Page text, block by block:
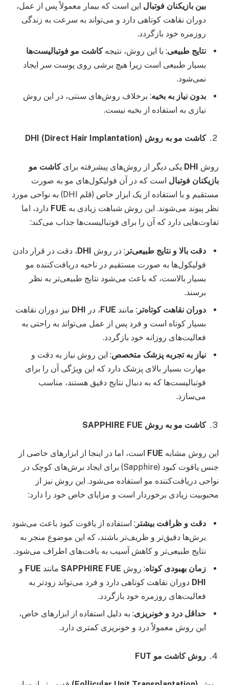
بین بازیکنان فوتبال این است که بیمار معمولاً پس از عمل،
دوران نقاهت کوتاهی دارد و می‌تواند به سرعت به زندگی
روزمره خود بازگردد.
نتایج طبیعی: با این روش، نتیجهکاشت مو فوتبالیست‌ها
بسیار طبیعی است زیرا هیچ برشی روی پوست سر ایجاد
نمی‌شود.
بدون نیاز به بخیه: برخلاف روش‌های سنتی، در این روش
نیازی به استفاده از بخیه نیست.
کاشت مو به روش DHI (Direct Hair Implantation)
روش DHI یکی دیگر از روش‌های پیشرفته برایکاشت مو
بازیکنان فوتبال است که در آن فولیکول‌های مو به صورت
مستقیم و با استفاده از یک ابزار خاص (قلم DHI) به نواحی مورد
نظر پیوند می‌شوند. این روش شباهت زیادی به FUE دارد، اما
تفاوت‌هایی دارد که آن را برای فوتبالیست‌ها جذاب می‌کند:
دقت بالا و نتایج طبیعی‌تر : در روش DHI، دقت در قرار دادن
فولیکول‌ها به صورت مستقیم در ناحیه دریافت‌کننده مو
بسیار بالاست، که باعث می‌شود نتایج طبیعی‌تر به نظر
برسند.
دوران نقاهت کوتاه‌تر : مانند FUE، در DHI نیز دوران نقاهت
بسیار کوتاه است و فرد پس از عمل می‌تواند به راحتی به
فعالیت‌های روزانه خود بازگردد.
نیاز به تجربه پزشک متخصص: این روش نیاز به دقت و
مهارت بسیار بالای پزشک دارد که این ویژگی آن را برای
فوتبالیست‌ها که به دنبال نتایج دقیق هستند، مناسب
می‌سازد.
کاشت مو به روش SAPPHIRE FUE
این روش مشابه FUE
است، اما در اینجا از ابزارهای خاصی از
جنس یاقوت کبود (Sapphire) برای ایجاد برش‌های کوچک در
نواحی دریافت‌کننده مو استفاده می‌شود. این روش نیز از
محبوبیت زیادی برخوردار است و مزایای خاص خود را دارد:
دقت و ظرافت بیشتر : استفاده از یاقوت کبود باعث می‌شود
برش‌ها دقیق‌تر و ظریف‌تر باشند، که این موضوع منجر به
نتایج طبیعی‌تر و کاهش آسیب به بافت‌های اطراف می‌شود.
زمان بهبودی کوتاه: روش SAPPHIRE FUE مانند FUE و
DHI دوران نقاهت کوتاهی دارد و فرد می‌تواند زودتر به
فعالیت‌های روزمره خود بازگردد.
حداقل درد و خونریزی: به دلیل استفاده از ابزارهای خاص،
این روش معمولاً درد و خونریزی کمتری دارد.
روش کاشت مو FUT